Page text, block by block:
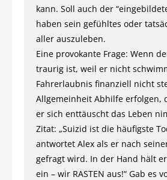
kann. Soll auch der
haben sein gefühltes oder
aller auszuleben.
Eine provokante Frage: Wenn
traurig ist, weil er nicht
Fahrerlaubnis finanziell nicht
Allgemeinheit Abhilfe
er sich enttäuscht das Leben
Zitat: „Suizid ist die häufigste
antwortet Alex als er nach
gefragt wird. In der Hand hält
ein – wir RASTEN aus!“ Gab es